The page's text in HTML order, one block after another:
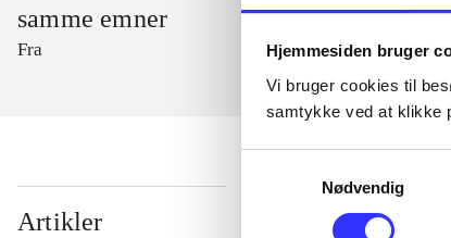
Hjemmesiden bruger
Vi bruger cookies til
samtykke ved at klikke
Nødvendig
samme emner
Fra
Artikler